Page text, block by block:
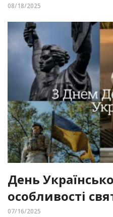
08/18/2025
День
особливості
07/16/2025